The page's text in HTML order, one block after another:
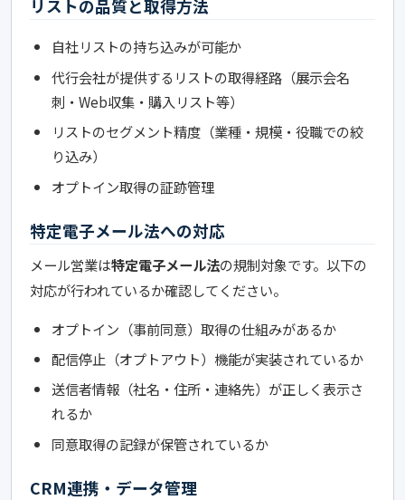
リストの品質と取得方法
自社リストの持ち込みが可能か
代行会社が提供するリストの取得経路（展示会名
刺・Web収集・購入リスト等）
リストのセグメント精度（業種・規模・役職での絞
り込み）
オプトイン取得の証跡管理
特定電子メール法への対応
メール営業は特定電子メール法の規制対象です。以下の
対応が行われているか確認してください。
オプトイン（事前同意）取得の仕組みがあるか
配信停止（オプトアウト）機能が実装されているか
送信者情報（社名・住所・連絡先）が正しく表示さ
れるか
同意取得の記録が保管されているか
CRM連携・データ管理